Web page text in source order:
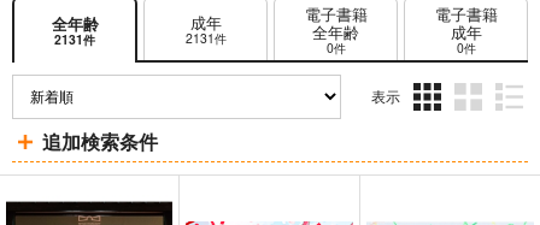
全年齢
2131件
成年
2131件
電子書籍
全年齢
0件
電子書籍
成年
0件
表示
ム
表
ム
表
ム
表
追加検索条件